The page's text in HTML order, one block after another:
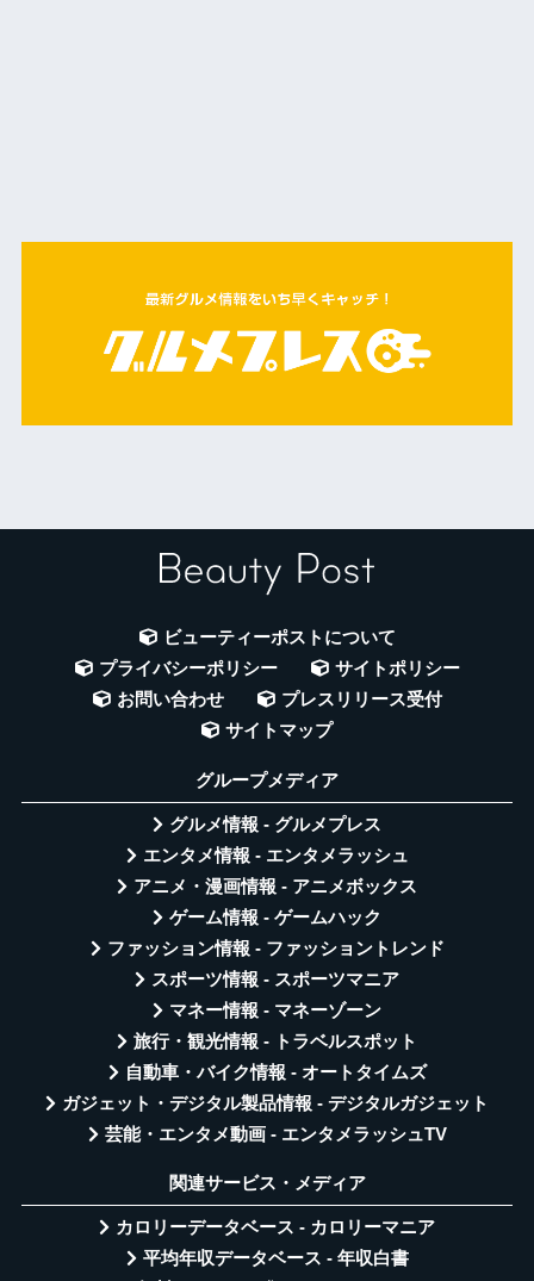
ビューティーポストについて
プライバシーポリシー
サイトポリシー
お問い合わせ
プレスリリース受付
サイトマップ
グループメディア
グルメ情報 - グルメプレス
エンタメ情報 - エンタメラッシュ
アニメ・漫画情報 - アニメボックス
ゲーム情報 - ゲームハック
ファッション情報 - ファッショントレンド
スポーツ情報 - スポーツマニア
マネー情報 - マネーゾーン
旅行・観光情報 - トラベルスポット
自動車・バイク情報 - オートタイムズ
ガジェット・デジタル製品情報 - デジタルガジェット
芸能・エンタメ動画 - エンタメラッシュTV
関連サービス・メディア
カロリーデータベース - カロリーマニア
平均年収データベース - 年収白書